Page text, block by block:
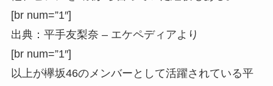
[br num=”1″]
出典：平手友梨奈 – エケペディアより
[br num=”1″]
以上が欅坂46のメンバーとして活躍されている平